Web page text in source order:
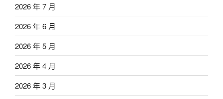
2026 年 7 月
2026 年 6 月
2026 年 5 月
2026 年 4 月
2026 年 3 月